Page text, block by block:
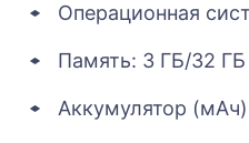
Операционная
Память: 3 ГБ/32 ГБ
Аккумулятор